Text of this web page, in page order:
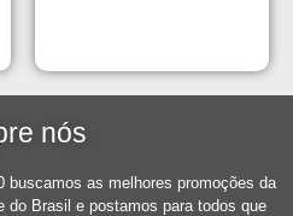
nós
buscamos as melhores promoções da
do Brasil e postamos para todos que